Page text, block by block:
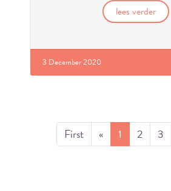
lees verder
3 December 2020
First « 1 2 3